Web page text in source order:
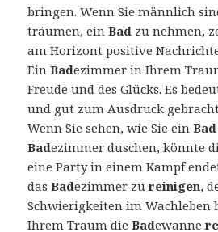
bringen. Wenn Sie männlich
träumen, einBad zu nehmen,
am Horizont positive
EinBadezimmer in Ihrem
Freude und des Glücks. Es
und gut zum Ausdruck
Wenn Sie sehen, wie Sie einBad
Badezimmer duschen, könnte
eine Party in einem Kampf
dasBadezimmer zureinigen,
Schwierigkeiten im Wachleben
Ihrem Traum dieBadewanne